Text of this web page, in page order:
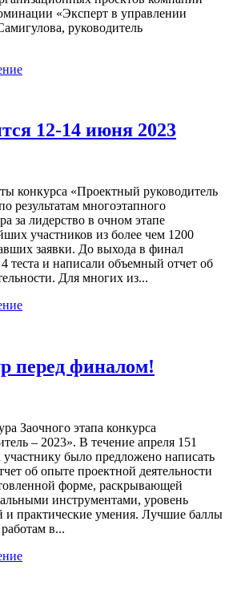
«Эксперт в управлении
руководитель
12-14 июня 2023
конкурса «Проектный руководитель
результатам многоэтапного
за лидерство в очном этапе
участников из более чем 1200
заявки. До выхода в финал
теста и написали объемный отчет об
Для многих из...
перед финалом!
Заочного этапа конкурса
– 2023». В течение апреля 151
было предложено написать
об опыте проектной деятельности
форме, раскрывающей
инструментами, уровень
и практические умения. Лучшие баллы
в...